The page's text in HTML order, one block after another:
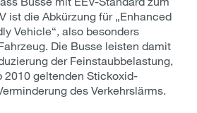
ist die Abkürzung für „Enhanced
Vehicle“, also besonders
Die Busse leisten damit
der Feinstaubbelastung,
2010 geltenden Stickoxid-
des Verkehrslärms.